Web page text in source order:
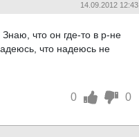
14.09.2012 12:43
что он где-то в р-не
что надеюсь не
0 0